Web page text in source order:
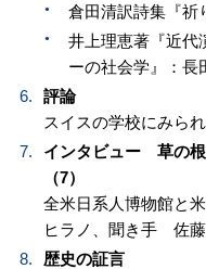
倉田清訳詩集『
井上理恵著『近
ーの社会学』：長
評論
スイスの学校にみら
インタビュー 草の
（7）
全米日系人博物館と
ヒラノ、聞き手 佐
歴史の証言